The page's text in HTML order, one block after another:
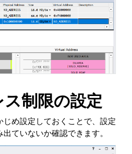
制限の設定
め設定しておくことで、設定
ていないか確認できます。